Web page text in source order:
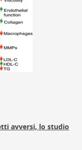
avversi, lo studio